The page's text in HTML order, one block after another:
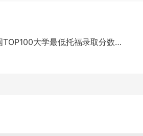
取。 多次帮助学生
2018年美国TOP100大学最低托福录取分数要求（...